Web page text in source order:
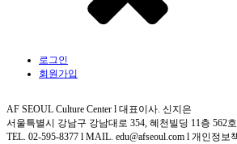
로그인
회원가입
AF SEOUL Culture Center l 대표이사. 신지은
서울특별시 강남구 강남대로 354, 혜천빌딩 11층 562
TEL. 02-595-8377 l MAIL. edu@afseoul.com l 개인정보